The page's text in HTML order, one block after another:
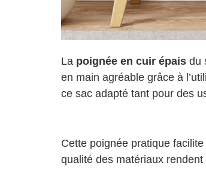
La poignée en cuir épais du
en main agréable grâce à
ce sac adapté tant pour des
Cette poignée pratique
qualité des matériaux